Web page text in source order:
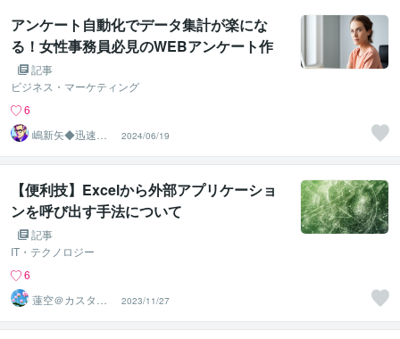
アンケート自動化でデータ集計が楽にな
る！女性事務員必見のWEBアンケート作
成法記事
ビジネス・マーケティング
6
嶋新矢◆迅速で
多彩なビジネス
サポート◆
2024/06/19
【便利技】Excelから外部アプリケーショ
ンを呼び出す手法について
記事
IT・テクノロジー
6
蓮空＠カスタム
マクロ高速納品
2023/11/27